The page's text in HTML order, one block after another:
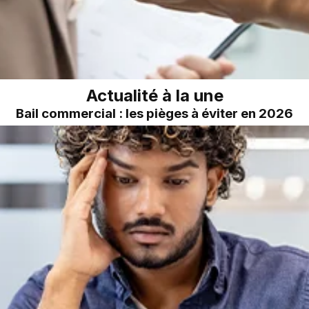
Actualité à la une
Bail commercial : les pièges à éviter en 2026